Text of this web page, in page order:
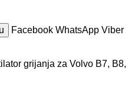
Facebook WhatsApp Viber
grijanja za Volvo B7, B8,